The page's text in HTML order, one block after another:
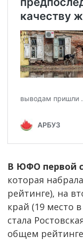
В ЮФО первой
которая
рейтинге), на
край (19 место
стала
общем